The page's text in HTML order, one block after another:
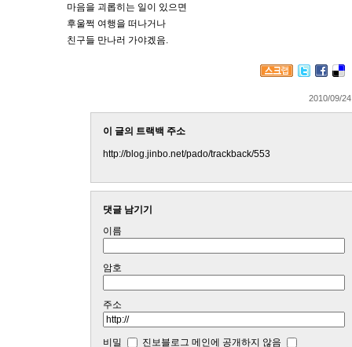
마음을 괴롭히는 일이 있으면
후울쩍 여행을 떠나거나
친구들 만나러 가야겠음.
2010/09/
이 글의 트랙백 주소
http://blog.jinbo.net/pado/trackback/553
댓글 남기기
이름
암호
주소
비밀 진보블로그 메인에 공개하지 않음